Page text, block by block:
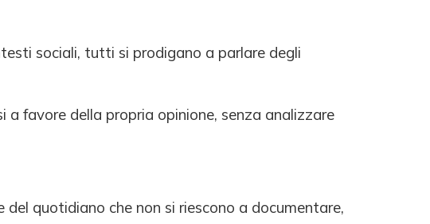
sociali, tutti si prodigano a parlare degli
a favore della propria opinione, senza analizzare
quotidiano che non si riescono a documentare,